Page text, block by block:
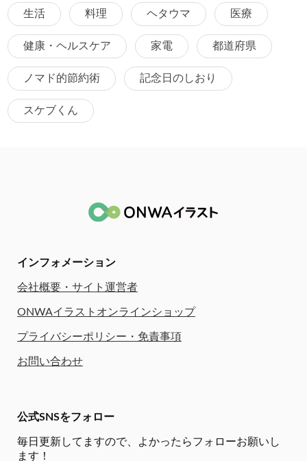
生活 料理 ヘタウマ 医療
健康・ヘルスケア 家電 都道府県
ノマド的節約術 記念日のしおり
スケブくん
インフォメーション
会社概要・サイト運営者
ONWAイラストオンラインショップ
プライバシーポリシー・免責事項
お問い合わせ
公式SNSをフォロー
毎日更新してますので、
よかったらフォローお願いし
ます！